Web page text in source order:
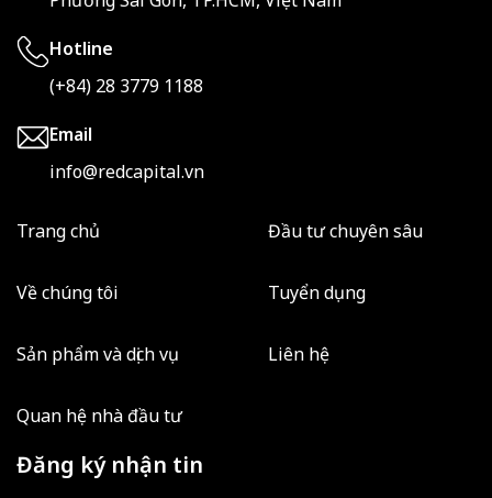
Hotline
(+84) 28 3779 1188
Email
info@redcapital.vn
Trang chủ
Về chúng tôi
Sản phẩm và dịch vụ
Quan hệ nhà đầu tư
Đầu tư chuyên sâu
Tuyển dụng
Liên hệ
Đăng ký nhận tin